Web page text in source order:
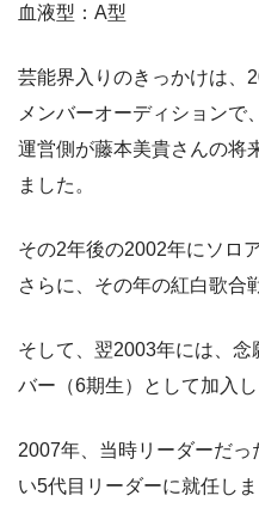
血液型：A型
芸能界入りのきっかけは、
メンバーオーディションで
運営側が藤本美貴さんの将
ました。
その2年後の2002年にソロ
さらに、その年の紅白歌合
そして、翌2003年には、
バー（6期生）として加入し
2007年、当時リーダーだ
い5代目リーダーに就任しま